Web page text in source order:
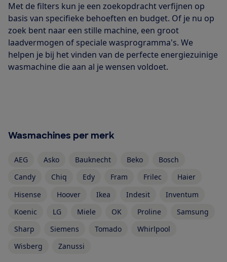
Met de filters kun je een zoekopdracht verfijnen op
basis van specifieke behoeften en budget. Of je nu op
zoek bent naar een stille machine, een groot
laadvermogen of speciale wasprogramma's. We
helpen je bij het vinden van de perfecte energiezuinige
wasmachine die aan al je wensen voldoet.
Wasmachines per merk
AEG Asko Bauknecht Beko
Bosch
Candy
Chiq Edy Fram Frilec
Haier
Hisense
Hoover Ikea Indesit
Inventum
Koenic
LG Miele OK Proline
Samsung
Sharp
Siemens Tomado
Whirlpool
Wisberg
Zanussi